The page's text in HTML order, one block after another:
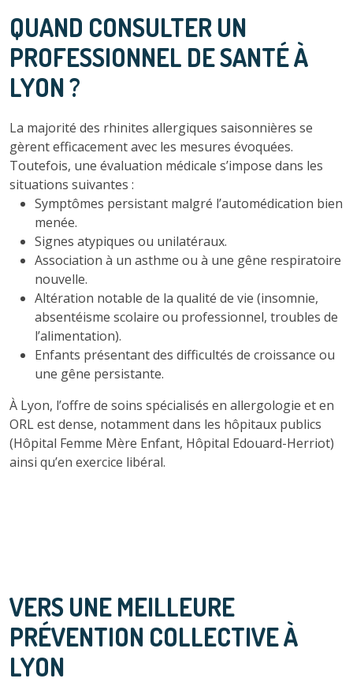
QUAND CONSULTER UN
PROFESSIONNEL DE SANTÉ À
LYON ?
La majorité des rhinites allergiques saisonnières se
gèrent efficacement avec les mesures évoquées.
Toutefois, une évaluation médicale s’impose dans les
situations suivantes :
Symptômes persistant malgré l’automédication bien
menée.
Signes atypiques ou unilatéraux.
Association à un asthme ou à une gêne respiratoire
nouvelle.
Altération notable de la qualité de vie (insomnie,
absentéisme scolaire ou professionnel, troubles de
l’alimentation).
Enfants présentant des difficultés de croissance ou
une gêne persistante.
À Lyon, l’offre de soins spécialisés en allergologie et en
ORL est dense, notamment dans les hôpitaux publics
(Hôpital Femme Mère Enfant, Hôpital Edouard-Herriot)
ainsi qu’en exercice libéral.
VERS UNE MEILLEURE
PRÉVENTION COLLECTIVE À
LYON